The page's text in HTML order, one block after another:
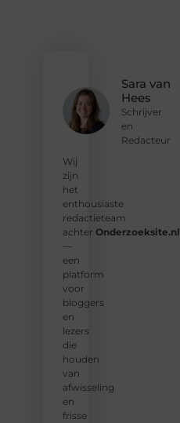
Sara van
Hees
Schrijver
en
Redacteur
Wij
zijn
het
enthousiaste
redactieteam
achter Onderzoeksite.nl
—
een
platform
voor
bloggers
en
lezers
die
houden
van
afwisseling
en
frisse